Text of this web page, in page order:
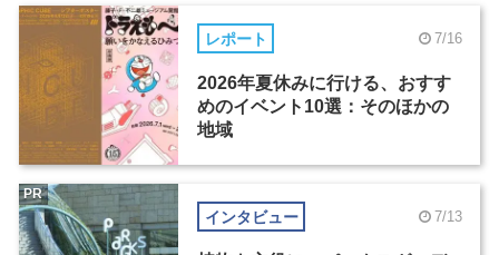
レポート 7/16
2026年夏休みに行ける、おすす
めのイベント10選：そのほかの
地域
インタビュー 7/13
PR